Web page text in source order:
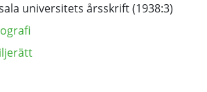
universitets årsskrift(1938:3)